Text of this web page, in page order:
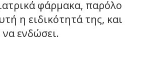
φάρμακα, παρόλο
η ειδικότητά της, και
να ενδώσει.